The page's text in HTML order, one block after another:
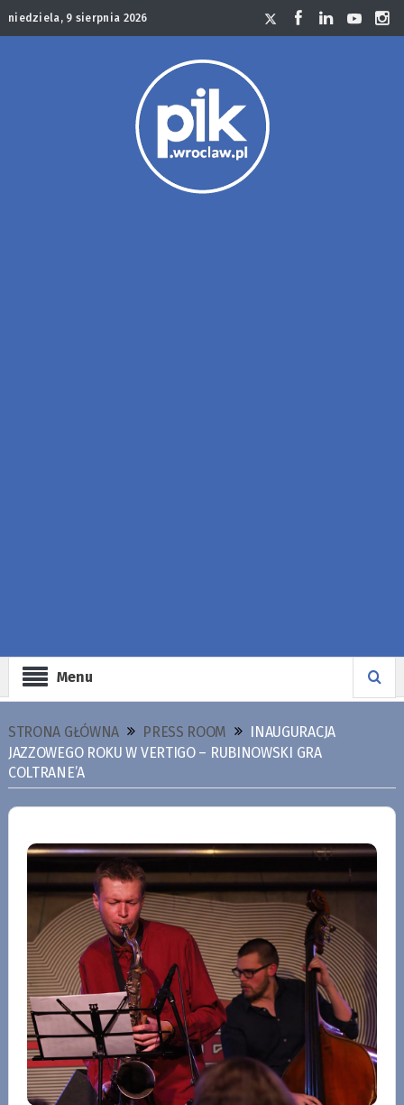
niedziela, 9 sierpnia 2026
Menu
STRONA GŁÓWNA PRESS ROOM
INAUGURACJA
JAZZOWEGO ROKU W VERTIGO – RUBINOWSKI GRA
COLTRANE’A